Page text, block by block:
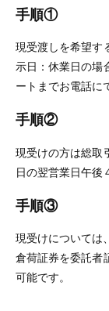
手順①
現受渡しを希望す
示日：休業日の場
ートまでお電話に
手順②
現受けの方は総取
日の翌営業日午後
手順③
現受けについては
倉荷証券を委託者
可能です。